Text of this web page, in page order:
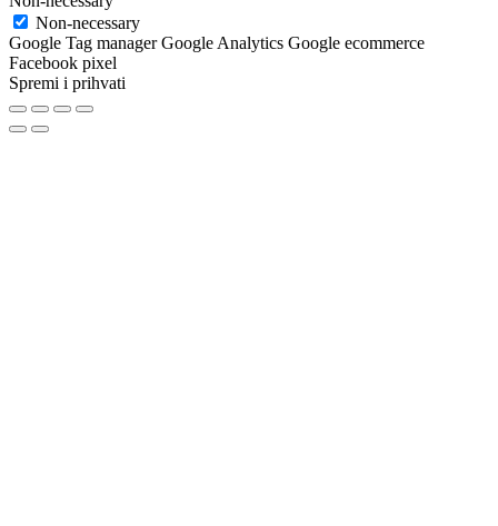
Non-necessary
Google Tag manager Google Analytics Google ecommerce
Facebook pixel
Spremi i prihvati